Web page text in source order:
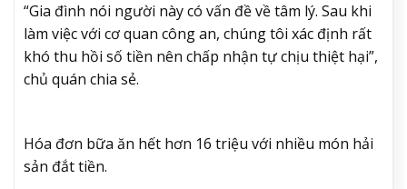
“Gia đình nói người này có vấn đề về tâm lý. Sau khi
làm việc với cơ quan công an, chúng tôi xác định rất
khó thu hồi số tiền nên chấp nhận tự chịu thiệt hại”,
chủ quán chia sẻ.
Hóa đơn bữa ăn hết hơn 16 triệu với nhiều món hải
sản đắt tiền.